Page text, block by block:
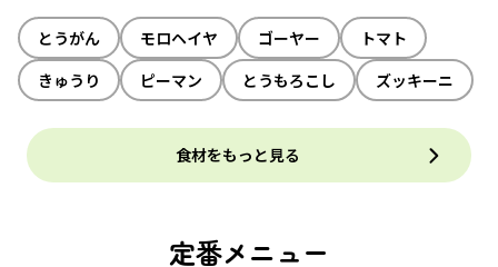
とうがん モロヘイヤ ゴーヤー
トマト
きゅうり
ピーマン とうもろこし ズッキーニ
食材をもっと見る
定番メニュー